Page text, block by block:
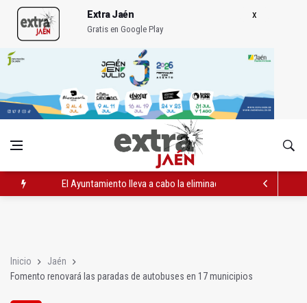
Extra Jaén
Gratis en Google Play
El Ayuntamiento lleva a cabo la eliminación de grafitis en el
Inicio
Jaén
Fomento renovará las paradas de autobuses en 17 municipios